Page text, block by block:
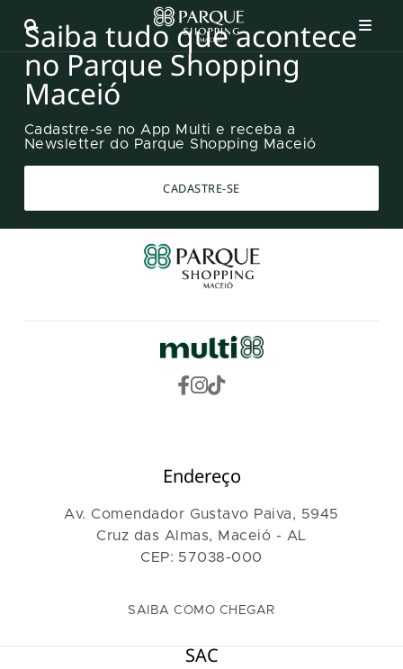
Saiba tudo que acontece
no Parque Shopping
Maceió
Cadastre-se no App Multi e receba a
Newsletter do Parque Shopping Maceió
CADASTRE-SE
Endereço
Av. Comendador Gustavo Paiva, 5945
Cruz das Almas, Maceió - AL
CEP: 57038-000
SAIBA COMO CHEGAR
SAC